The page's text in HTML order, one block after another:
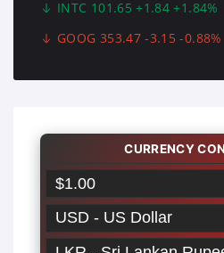
INTC 101.65 +1.84 +1.84%
GOOG 353.47 -3.15 -0.88%